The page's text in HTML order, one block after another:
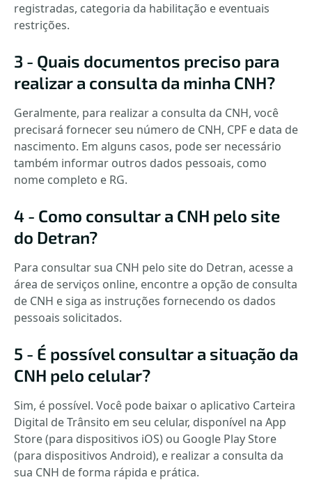
registradas, categoria da habilitação e eventuais
restrições.
3 - Quais documentos preciso para
realizar a consulta da minha CNH?
Geralmente, para realizar a consulta da CNH, você
precisará fornecer seu número de CNH, CPF e data de
nascimento. Em alguns casos, pode ser necessário
também informar outros dados pessoais, como
nome completo e RG.
4 - Como consultar a CNH pelo site
do Detran?
Para consultar sua CNH pelo site do Detran, acesse a
área de serviços online, encontre a opção de consulta
de CNH e siga as instruções fornecendo os dados
pessoais solicitados.
5 - É possível consultar a situação da
CNH pelo celular?
Sim, é possível. Você pode baixar o aplicativo Carteira
Digital de Trânsito em seu celular, disponível na App
Store (para dispositivos iOS) ou Google Play Store
(para dispositivos Android), e realizar a consulta da
sua CNH de forma rápida e prática.